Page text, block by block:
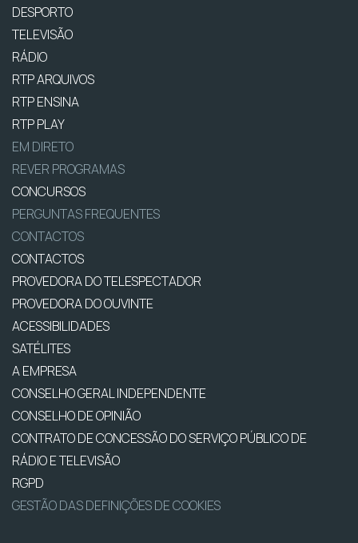
DESPORTO
TELEVISÃO
RÁDIO
RTP ARQUIVOS
RTP ENSINA
RTP PLAY
EM DIRETO
REVER PROGRAMAS
CONCURSOS
PERGUNTAS FREQUENTES
CONTACTOS
CONTACTOS
PROVEDORA DO TELESPECTADOR
PROVEDORA DO OUVINTE
ACESSIBILIDADES
SATÉLITES
A EMPRESA
CONSELHO GERAL INDEPENDENTE
CONSELHO DE OPINIÃO
CONTRATO DE CONCESSÃO DO SERVIÇO PÚBLICO DE
RÁDIO E TELEVISÃO
RGPD
GESTÃO DAS DEFINIÇÕES DE COOKIES